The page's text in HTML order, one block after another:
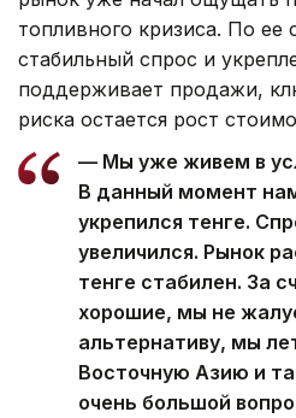
топливного кризиса. По ее
стабильный спрос и
поддерживает продажи,
риска остается рост
— Мы уже живем в
В данный момент
укрепился тенге.
увеличился. Рынок
тенге стабилен. За
хорошие, мы не
альтернативу, мы
Восточную Азию и
очень большой